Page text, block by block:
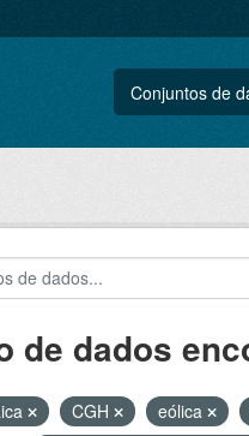
Conjuntos de
de dados
CGH eólica